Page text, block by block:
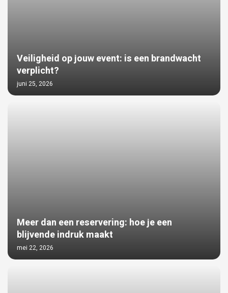
Veiligheid op jouw event: is een brandwacht
verplicht?
juni 25, 2026
Meer dan een reservering: hoe je een
blijvende indruk maakt
mei 22, 2026